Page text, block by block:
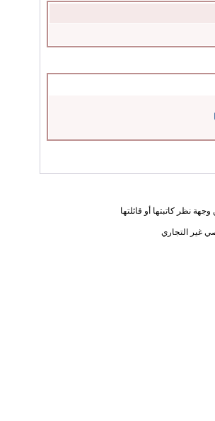
نظر كاتبتها أو قائلتها
غير التجاري